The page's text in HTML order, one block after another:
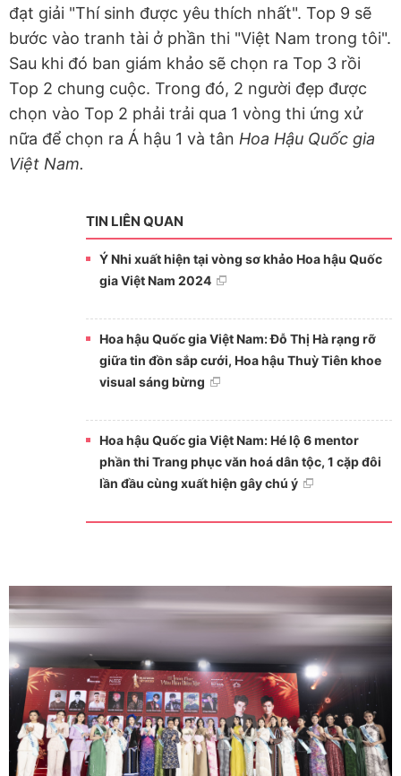
đạt giải "Thí sinh được yêu thích nhất". Top 9 sẽ
bước vào tranh tài ở phần thi "Việt Nam trong tôi".
Sau khi đó ban giám khảo sẽ chọn ra Top 3 rồi
Top 2 chung cuộc. Trong đó, 2 người đẹp được
chọn vào Top 2 phải trải qua 1 vòng thi ứng xử
nữa để chọn ra Á hậu 1 và tân Hoa Hậu Quốc gia
Việt Nam.
TIN LIÊN QUAN
Ý Nhi xuất hiện tại vòng sơ khảo Hoa hậu Quốc
gia Việt Nam 2024
Hoa hậu Quốc gia Việt Nam: Đỗ Thị Hà rạng rỡ
giữa tin đồn sắp cưới, Hoa hậu Thuỳ Tiên khoe
visual sáng bừng
Hoa hậu Quốc gia Việt Nam: Hé lộ 6 mentor
phần thi Trang phục văn hoá dân tộc, 1 cặp đôi
lần đầu cùng xuất hiện gây chú ý